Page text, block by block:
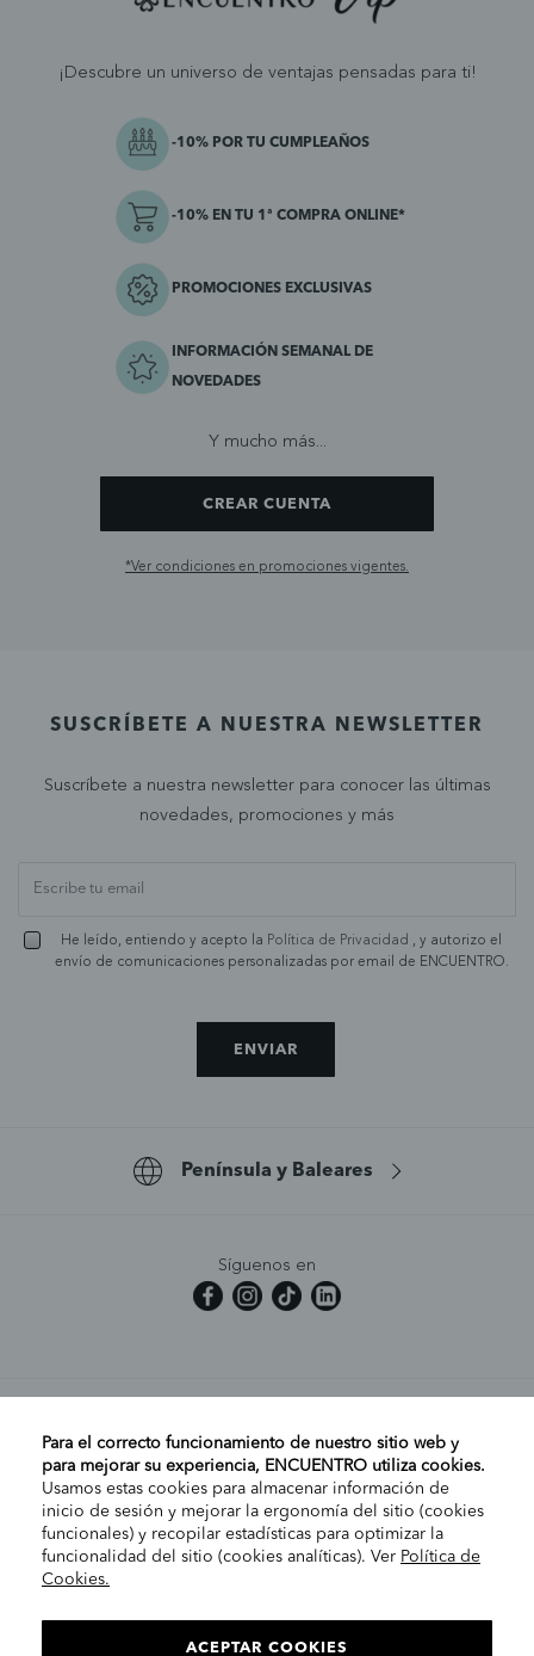
¡Descubre un universo de ventajas pensadas para ti!
-10% POR TU CUMPLEAÑOS
-10% EN TU 1ª COMPRA ONLINE*
PROMOCIONES EXCLUSIVAS
INFORMACIÓN SEMANAL DE
NOVEDADES
Y mucho más...
CREAR CUENTA
*Ver condiciones en promociones vigentes.
SUSCRÍBETE A NUESTRA NEWSLETTER
Suscríbete a nuestra newsletter para conocer las últimas
novedades, promociones y más
He leído, entiendo y acepto la Política de Privacidad , y autorizo el
envío de comunicaciones personalizadas por email de ENCUENTRO.
ENVIAR
Península y Baleares
Síguenos en
MI CUENTA
AYUDA
EMPRESA
Para el correcto funcionamiento de nuestro sitio web y
para mejorar su experiencia, ENCUENTRO utiliza cookies.
Usamos estas cookies para almacenar información de
inicio de sesión y mejorar la ergonomía del sitio (cookies
funcionales) y recopilar estadísticas para optimizar la
funcionalidad del sitio (cookies analíticas). Ver Política de
Cookies.
ACEPTAR COOKIES